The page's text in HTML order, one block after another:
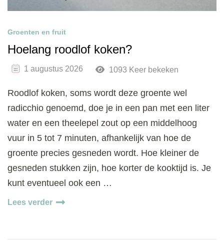
Groenten en fruit
Hoelang roodlof koken?
1 augustus 2026 1093 Keer bekeken
Roodlof koken, soms wordt deze groente wel
radicchio genoemd, doe je in een pan met een liter
water en een theelepel zout op een middelhoog
vuur in 5 tot 7 minuten, afhankelijk van hoe de
groente precies gesneden wordt. Hoe kleiner de
gesneden stukken zijn, hoe korter de kooktijd is. Je
kunt eventueel ook een …
Lees verder